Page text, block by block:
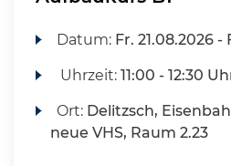
Datum: Fr. 21.08.2026 -
Uhrzeit:11:00 - 12:30
Ort: Delitzsch,
neue VHS, Raum 2.23